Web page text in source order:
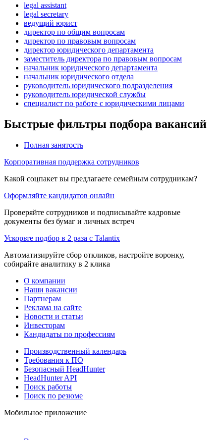
legal assistant
legal secretary
ведущий юрист
директор по общим вопросам
директор по правовым вопросам
директор юридического департамента
заместитель директора по правовым вопросам
начальник юридического департамента
начальник юридического отдела
руководитель юридического подразделения
руководитель юридической службы
специалист по работе с юридическими лицами
Быстрые фильтры подбора вакансий
Полная занятость
Корпоративная поддержка сотрудников
Какой соцпакет вы предлагаете семейным сотрудникам?
Оформляйте кандидатов онлайн
Проверяйте сотрудников и подписывайте кадровые
документы без бумаг и личных встреч
Ускорьте подбор в 2 раза с Talantix
Автоматизируйте сбор откликов, настройте воронку,
собирайте аналитику в 2 клика
О компании
Наши вакансии
Партнерам
Реклама на сайте
Новости и статьи
Инвесторам
Кандидаты по профессиям
Производственный календарь
Требования к ПО
Безопасный HeadHunter
HeadHunter API
Поиск работы
Поиск по резюме
Мобильное приложение